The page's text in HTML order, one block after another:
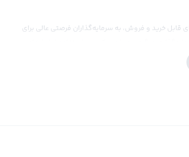
قابل خرید و فروش، به سرمایه‌گذاران فرصتی عالی برای
رابکس، ابزارهای مدیریت ریسک و تحلیل فنی به
را برای سرمایه‌گذاران فراهم می‌کند. همچنین، توجه